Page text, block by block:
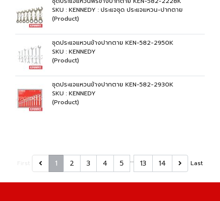
SKU : KENNEDY : ประแจชุด ประแจแหวน-ปากตาย
(Product)
ชุดประแจแหวนข้างปากตาย KEN-582-2950K
SKU : KENNEDY
(Product)
ชุดประแจแหวนข้างปากตาย KEN-582-2930K
SKU : KENNEDY
(Product)
1 2 3 4 5 … 13 14 Last